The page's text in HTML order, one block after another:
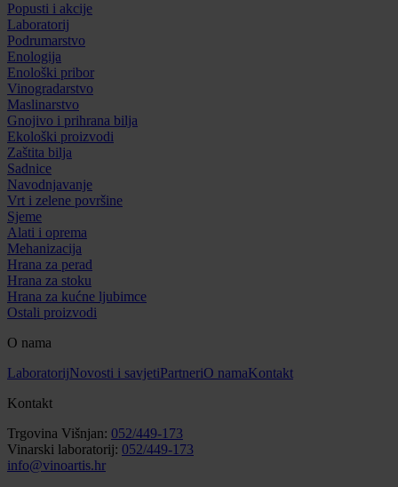
Popusti i akcije
Laboratorij
Podrumarstvo
Enologija
Enološki pribor
Vinogradarstvo
Maslinarstvo
Gnojivo i prihrana bilja
Ekološki proizvodi
Zaštita bilja
Sadnice
Navodnjavanje
Vrt i zelene površine
Sjeme
Alati i oprema
Mehanizacija
Hrana za perad
Hrana za stoku
Hrana za kućne ljubimce
Ostali proizvodi
O nama
LaboratorijNovosti i savjetiPartneriO namaKontakt
Kontakt
Trgovina Višnjan: 052/449-173
Vinarski laboratorij: 052/449-173
info@vinoartis.hr